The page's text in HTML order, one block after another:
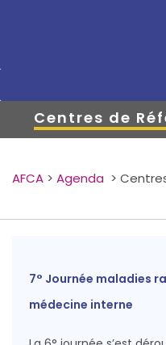
Centres de
AFCA > Agenda >
7° Journée maladies
médecine interne